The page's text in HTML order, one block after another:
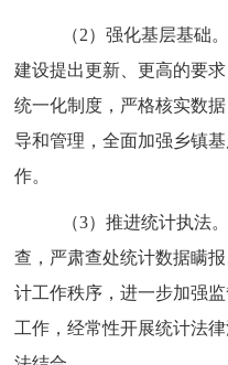
（2）强化基层基础
建设提出更新、更高的要
统一化制度，严格核实数
导和管理，全面加强乡镇
作。
（3）推进统计执法
查，严肃查处统计数据瞒
计工作秩序，进一步加强
工作，经常性开展统计法